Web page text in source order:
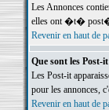
Les Annonces
elles ont �t�
Revenir en haut de
Que sont les Post-
Les Post-it
pour les annonces,
Revenir en haut de